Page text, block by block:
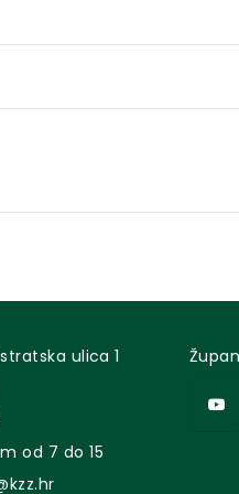
ulica 1
od 7 do 15